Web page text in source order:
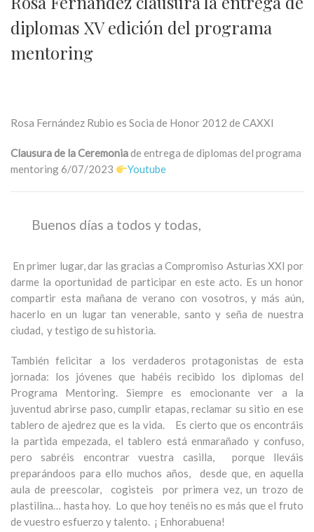
diplomas XV edición del programa
mentoring
Rosa Fernández Rubio es Socia de Honor 2012 de CAXXI
Clausura de la Ceremoniade entrega de diplomas del programa
mentoring 6/07/2023
Youtube
Buenos días a todos y todas,
En primer lugar, dar las gracias a Compromiso Asturias XXI por
darme la oportunidad de participar en este acto. Es un honor
compartir esta mañana de verano con vosotros, y más aún,
hacerlo en un lugar tan venerable, santo y seña de nuestra
ciudad, y testigo de su historia.
También felicitar a los verdaderos protagonistas de esta
jornada: los jóvenes que habéis recibido los diplomas del
Programa Mentoring. Siempre es emocionante ver a la
juventud abrirse paso, cumplir etapas, reclamar su sitio en ese
tablero de ajedrez que es la vida. Es cierto que os encontráis
la partida empezada, el tablero está enmarañado y confuso,
pero sabréis encontrar vuestra casilla, porque lleváis
preparándoos para ello muchos años, desde que, en aquella
aula de preescolar, cogisteis por primera vez, un trozo de
plastilina… hasta hoy. Lo que hoy tenéis no es más que el fruto
de vuestro esfuerzo y talento. ¡ Enhorabuena!